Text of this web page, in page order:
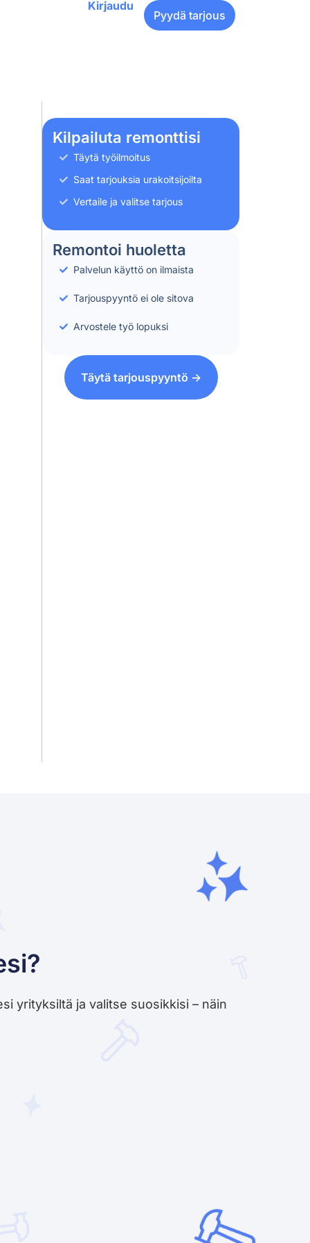
Kirjaudu
Pyydä tarjous
Kilpailuta remonttisi
Täytä työilmoitus
Saat tarjouksia urakoitsijoilta
Vertaile ja valitse tarjous
Remontoi huoletta
Palvelun käyttö on ilmaista
Tarjouspyyntö ei ole sitova
Arvostele työ lopuksi
Täytä tarjouspyyntö ->
yrityksiltä ja valitse suosikkisi – näin